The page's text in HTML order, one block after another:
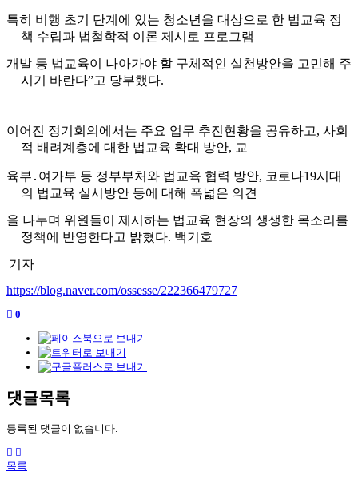
특히 비행 초기 단계에 있는 청소년을 대상으로 한 법교육 정
책 수립과 법철학적 이론 제시로 프로그램
개발 등 법교육이 나아가야 할 구체적인 실천 방안을 고민해 주
시기 바란다”고 당부했다.
이어진 정기회의에서는 주요 업무 추진현황을 공유하고, 사회
적 배려계층에 대한 법교육 확대 방안, 교
육부 ․ 여가부 등 정부부처와 법교육 협력 방안, 코 로나19시대
의 법교육 실시방안 등에 대해 폭넓은 의견
을 나누며 위원들이 제시하는 법교육 현장의 생생한 목소리를
정책에 반영한다고 밝혔다. 백기호
기자
https://blog.naver.com/ossesse/222366479727
0
댓글목록
등록된 댓글이 없습니다.
목록